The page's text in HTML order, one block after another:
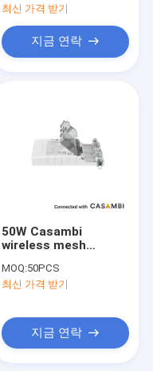
최신 가격 받기
지금 연락
50W Casambi
wireless mesh
for constant current
load with 5 years
MOQ:50PCS
최신 가격 받기
지금 연락